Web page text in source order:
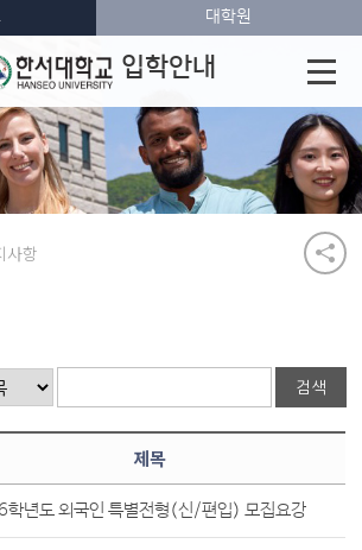
입학안내
대학원
사항
제목
년도 외국인 특별전형(신/편입) 모집요강